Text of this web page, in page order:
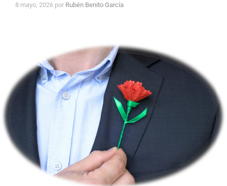
8 mayo, 2026 por Rubén Benito García